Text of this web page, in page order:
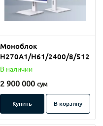
Моноблок
Н270A1/H61/2400/8/512
В наличии
2 900 000 сум
Купить В корзину